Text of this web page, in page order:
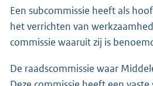
Een subcommissie heeft als
het verrichten van
commissie waaruit zij is
De raadscommissie waar